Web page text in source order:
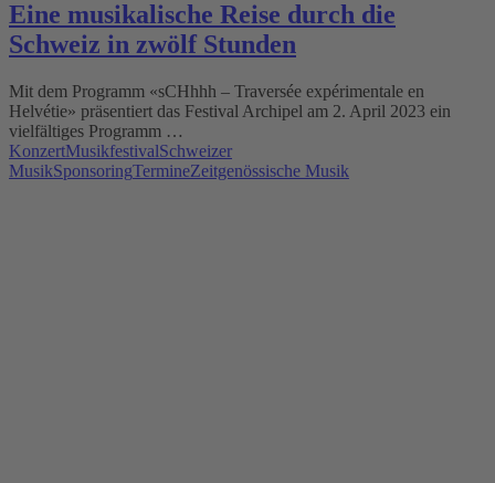
Eine musikalische Reise durch die
Schweiz in zwölf Stunden
Mit dem Programm «sCHhhh – Traversée expérimentale en
Helvétie» präsentiert das Festival Archipel am 2. April 2023 ein
vielfältiges Programm …
KonzertMusikfestivalSchweizer
MusikSponsoringTermineZeitgenössische Musik